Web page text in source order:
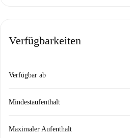
Verfügbarkeiten
Verfügbar ab
Mindestaufenthalt
Maximaler Aufenthalt